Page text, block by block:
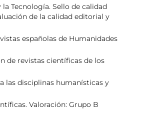
Tecnología. Sello de calidad
de la calidad editorial y
españolas de Humanidades
de revistas científicas de los
las disciplinas humanísticas y
Valoración: Grupo B